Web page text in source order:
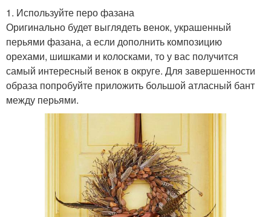
1. Используйте перо фазана
Оригинально будет выглядеть венок, украшенный
перьями фазана, а если дополнить композицию
орехами, шишками и колосками, то у вас получится
самый интересный венок в округе. Для завершенности
образа попробуйте приложить большой атласный бант
между перьями.